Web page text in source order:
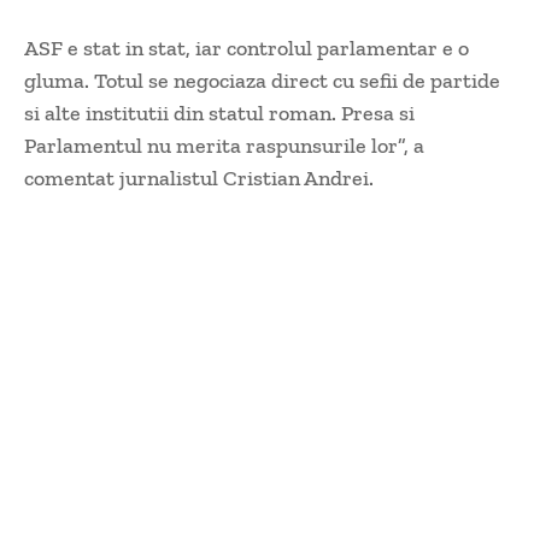
ASF e stat in stat, iar controlul parlamentar e o
gluma. Totul se negociaza direct cu sefii de partide
si alte institutii din statul roman. Presa si
Parlamentul nu merita raspunsurile lor”, a
comentat jurnalistul Cristian Andrei.